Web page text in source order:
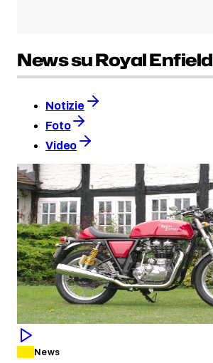
News su Royal Enfield
Notizie
Foto
Video
News